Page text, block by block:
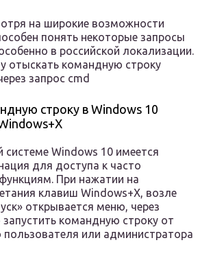
на широкие возможности
понять некоторые запросы
в российской локализации.
отыскать командную строку
запрос cmd
строку в Windows 10
системе Windows 10 имеется
для доступа к часто
При нажатии на
клавиш Windows+X, возле
открывается меню, через
командную строку от
пользователя или администратора